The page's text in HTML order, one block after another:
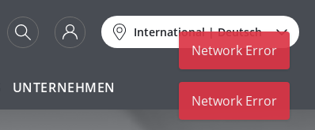
International|Deutsch
UNTERNEHMEN
Network Error
Network Error